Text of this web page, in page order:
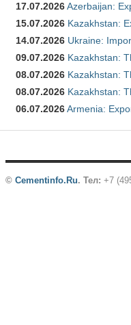
17.07.2026Azerbaijan:
15.07.2026 Kazakhstan:
14.07.2026 Ukraine:
09.07.2026 Kazakhstan:
08.07.2026 Kazakhstan:
08.07.2026 Kazakhstan:
06.07.2026Armenia:
© Cementinfo.Ru. Тел: +7